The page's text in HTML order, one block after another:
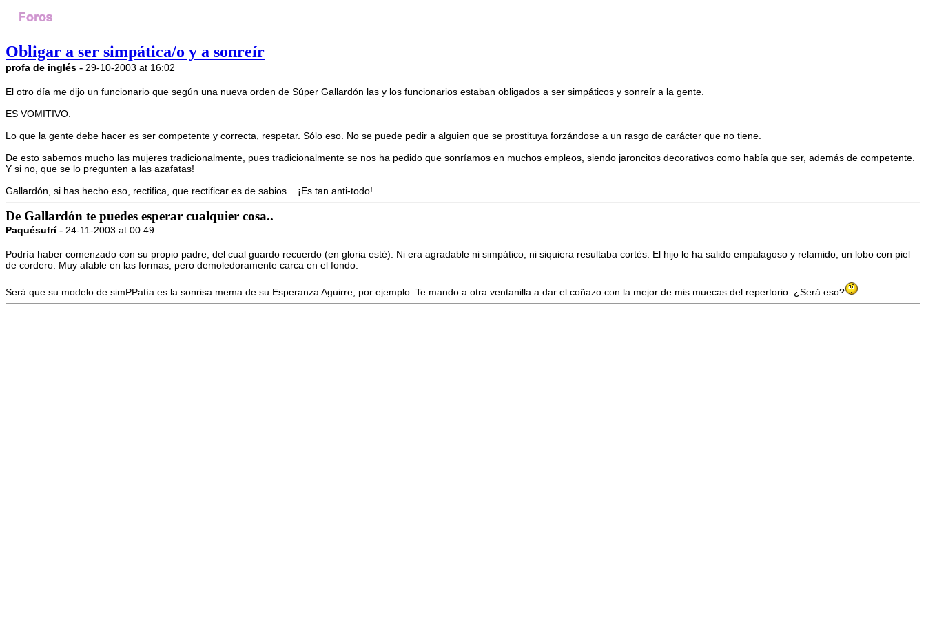
Obligar a ser simpática/o y a sonreír
profa de inglés - 29-10-2003 at 16:02
El otro día me dijo un funcionario que según una nueva orden de Súper Gallardón las y los funcionarios estaban obligados a ser simpáticos y sonreír a la gente.
ES VOMITIVO.
Lo que la gente debe hacer es ser competente y correcta, respetar. Sólo eso. No se puede pedir a alguien que se prostituya forzándose a un rasgo de carácter que no tiene.
De esto sabemos mucho las mujeres tradicionalmente, pues tradicionalmente se nos ha pedido que sonríamos en muchos empleos, siendo jaroncitos decorativos como había que ser, además de competente.
Y si no, que se lo pregunten a las azafatas!
Gallardón, si has hecho eso, rectifica, que rectificar es de sabios... ¡Es tan anti-todo!
De Gallardón te puedes esperar cualquier cosa..
Paquésufrí- 24-11-2003 at 00:49
Podría haber comenzado con su propio padre, del cual guardo recuerdo (en gloria esté). Ni era agradable ni simpático, ni siquiera resultaba cortés. El hijo le ha salido empalagoso y relamido, un lobo con piel
de cordero. Muy afable en las formas, pero demoledoramente carca en el fondo.
Será que su modelo de simPPatía es la sonrisa mema de su Esperanza Aguirre, por ejemplo. Te mando a otra ventanilla a dar el coñazo con la mejor de mis muecas del repertorio. ¿Será eso?